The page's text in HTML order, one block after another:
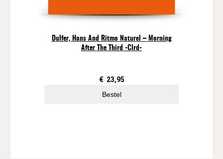
Dulfer, Hans And Ritmo Naturel – Morning
After The Third -Clrd-
€ 23,95
Bestel